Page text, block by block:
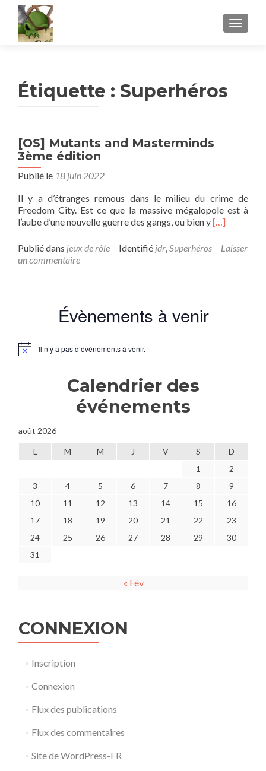
Étiquette : Superhéros
[OS] Mutants and Masterminds
3ème édition
Publié le 18 juin 2022
Il y a d’étranges remous dans le milieu du crime de
Freedom City. Est ce que la massive mégalopole est à
l’aube d’une nouvelle guerre des gangs, ou bien yEn
plus
[…]
Publié dans jeux de rôle Identifié jdr,Superhéros
Laisser
un commentaire
Évènements à venir
Notice Il n’y a pas d’évènements à venir.
Calendrier des
événements
août 2026
L M M J V S
D
1
2
3
4 5 6 7 8
9
10
11 12 13 14 15
16
17
18 19 20 21 22
23
24
25 26 27 28 29
30
31
« Fév
CONNEXION
Inscription
Connexion
Flux des publications
Flux des commentaires
Site de WordPress-FR